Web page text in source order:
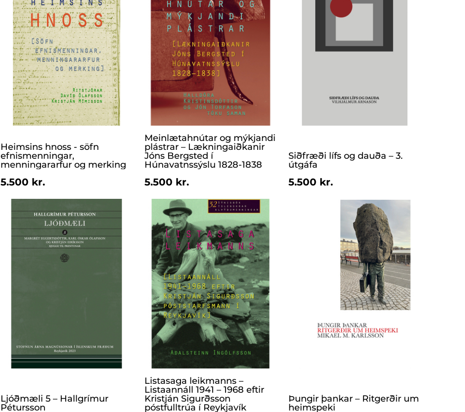
Heimsins hnoss - söfn
efnismenningar,
menningararfur og merking
5.500 kr.
Meinlætahnútar og mýkjandi
plástrar – Lækningaiðkanir
Jóns Bergsted í
Húnavatnssýslu 1828-1838
5.500 kr.
Siðfræði lífs og dauða – 3.
útgáfa
5.500 kr.
Ljóðmæli 5 – Hallgrímur
Pétursson
Listasaga leikmanns –
Listaannáll 1941 – 1968 eftir
Kristján Sigurðsson
póstfulltrúa í Reykjavík
Þungir þankar – Ritgerðir um
heimspeki